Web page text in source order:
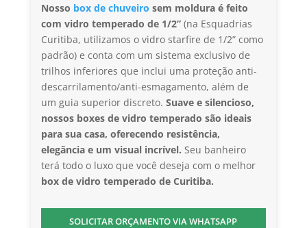
Nosso box de chuveiro sem moldura é feito
com vidro temperado de 1/2”(na Esquadrias
Curitiba, utilizamos o vidro starfire de 1/2” como
padrão) e conta com um sistema exclusivo de
trilhos inferiores que inclui uma proteção anti-
descarrilamento/anti-esmagamento, além de
um guia superior discreto. Suave e silencioso,
nossos boxes de vidro temperado são ideais
para sua casa, oferecendo resistência,
elegância e um visual incrível. Seu banheiro
terá todo o luxo que você deseja com o melhor
box de vidro temperado de Curitiba.
SOLICITAR ORÇAMENTO VIA WHATSAPP